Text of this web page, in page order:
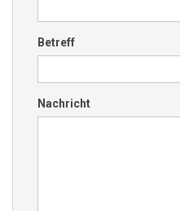
Betreff
Nachricht